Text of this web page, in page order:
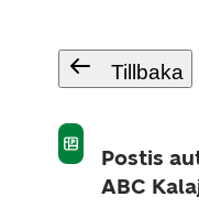
Tillbaka
Postis
ABC